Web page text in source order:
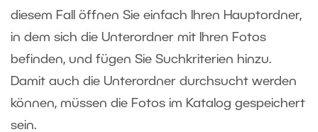
diesem Fall öffnen Sie einfach Ihren Hauptordner,
in dem sich die Unterordner mit Ihren Fotos
befinden, und fügen Sie Suchkriterien hinzu.
Damit auch die Unterordner durchsucht werden
können, müssen die Fotos im Katalog gespeichert
sein.